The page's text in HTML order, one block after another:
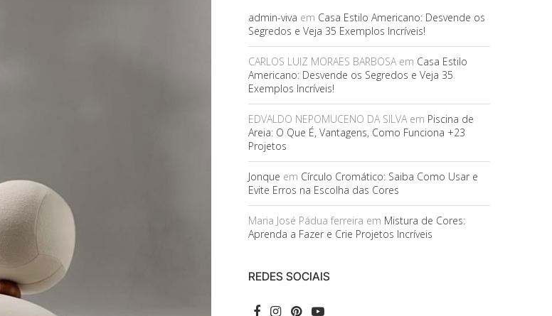
admin-viva em Casa Estilo Americano: Desvende os
Segredos e Veja 35 Exemplos Incríveis!
CARLOS LUIZ MORAES BARBOSAem Casa Estilo
Americano: Desvende os Segredos e Veja 35
Exemplos Incríveis!
EDVALDO NEPOMUCENO DA SILVAem Piscina de
Areia: O Que É, Vantagens, Como Funciona +23
Projetos
Jonque em Círculo Cromático: Saiba Como Usar e
Evite Erros na Escolha das Cores
Maria José Pádua ferreira em Mistura de Cores:
Aprenda a Fazer e Crie Projetos Incríveis
REDES SOCIAIS